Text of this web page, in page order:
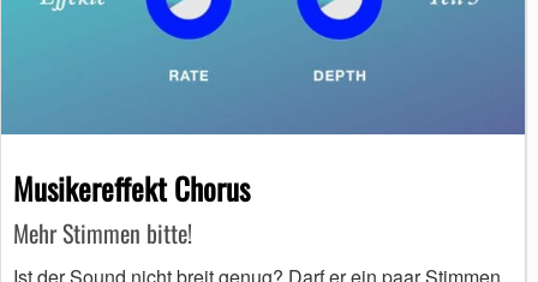
Musikereffekt Chorus
Mehr Stimmen bitte!
Ist der Sound nicht breit genug? Darf er ein paar Stimmen